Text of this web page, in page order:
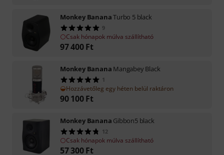
Monkey BananaTurbo 5 black
9
Csak hónapok múlva szállítható
97 400 Ft
Monkey Banana Mangabey Black
1
Hozzávetőleg egy héten belül raktáron
90 100 Ft
Monkey Banana Gibbon5 black
12
Csak hónapok múlva szállítható
57 300 Ft